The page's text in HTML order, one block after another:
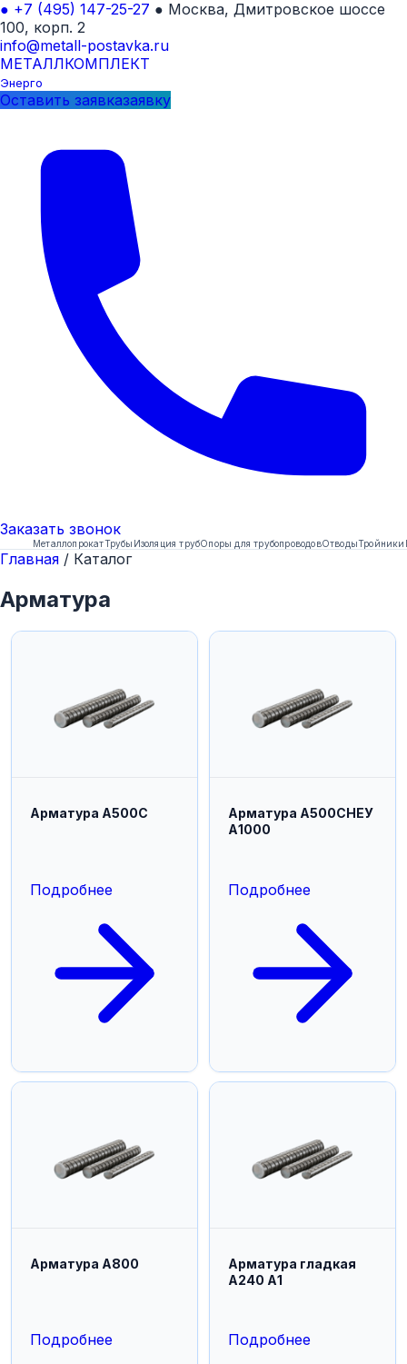
● +7 (495) 147-25-27 ● Москва, Дмитровское шоссе
100, корп. 2
info@metall-postavka.ru
МЕТАЛЛКОМПЛЕКТ
Энерго
Оставить заявказаявку
Заказать звонок
МеталлопрокатТрубы Изоляция трубОпоры для трубопроводовОтводыТройники
Главная / Каталог
Арматура
Арматура А500С
Подробнее
Арматура А500СНЕУ
А1000
Подробнее
Арматура А800
Подробнее
Арматура гладкая
А240 А1
Подробнее